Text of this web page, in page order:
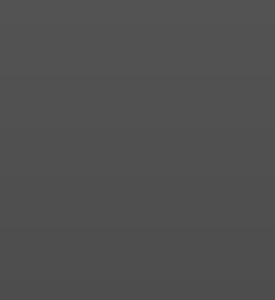
правопорядок при
соревнования по стрельбе из
людей с ограниченными